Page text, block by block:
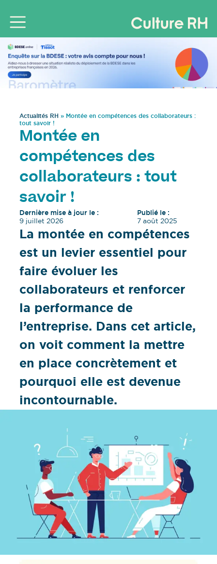
Actualités RH » Montée en compétences des collaborateurs :
tout savoir !
Montée en
compétences des
collaborateurs : tout
savoir !
Dernière mise à jour le :
9 juillet 2026
Publié le :
7 août 2025
La montée en compétences
est un levier essentiel pour
faire évoluer les
collaborateurs et renforcer
la performance de
l’entreprise. Dans cet article,
on voit comment la mettre
en place concrètement et
pourquoi elle est devenue
incontournable.